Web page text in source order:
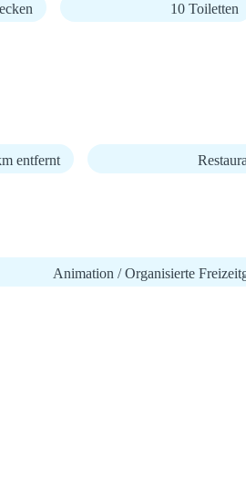
10 Toiletten
entfernt
Animation / Organisierte